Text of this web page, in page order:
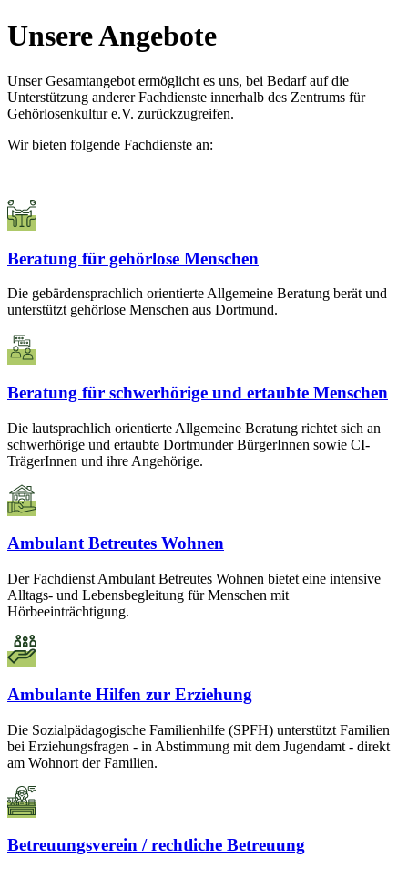
Unsere Angebote
Unser Gesamtangebot ermöglicht es uns, bei Bedarf auf die
Unterstützung anderer Fachdienste innerhalb des Zentrums für
Gehörlosenkultur e.V. zurückzugreifen.
Wir bieten folgende Fachdienste an:
Beratung für gehörlose Menschen
Die gebärdensprachlich orientierte Allgemeine Beratung berät und
unterstützt gehörlose Menschen aus Dortmund.
Beratung für schwerhörige und ertaubte Menschen
Die lautsprachlich orientierte Allgemeine Beratung richtet sich an
schwerhörige und ertaubte Dortmunder BürgerInnen sowie CI-
TrägerInnen und ihre Angehörige.
Ambulant Betreutes Wohnen
Der Fachdienst Ambulant Betreutes Wohnen bietet eine intensive
Alltags- und Lebensbegleitung für Menschen mit
Hörbeeinträchtigung.
Ambulante Hilfen zur Erziehung
Die Sozialpädagogische Familienhilfe (SPFH) unterstützt Familien
bei Erziehungsfragen - in Abstimmung mit dem Jugendamt - direkt
am Wohnort der Familien.
Betreuungsverein / rechtliche Betreuung